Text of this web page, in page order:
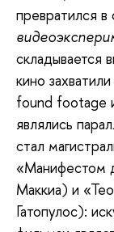
превратился
складывается
кино
found footage
являлись
стал
«Манифестом
Маккиа) и
Гатопулос):